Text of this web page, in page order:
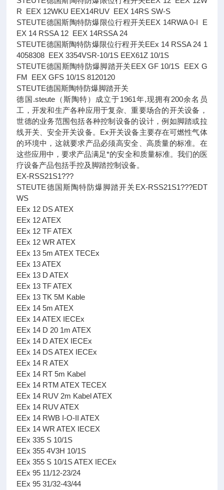
R EEX 12WKU EEX14RUV EEX 14RS SW-S
STEUTE德国斯陶特防爆限位行程开关EEX 14RWA 0-I E
EX 14 RSSA 12 EEX 14RSSA 24
STEUTE德国斯陶特防爆限位行程开关EEx 14 RSSA 24 1
4058308 EEX 3354VSR-10/1S EEX61Z 10/1S
STEUTE德国斯陶特防爆脚踏开关EEX GF 10/1S EEX G
FM EEX GFS 10/1S 8120120
STEUTE德国斯陶特防爆脚踏开关
德国.steute（斯陶特）成立于1961年,现拥有200余名员
工，开发和生产各种应用于复杂、重要场合的开关设备，
世德的业务范围包括各种控制设备的设计，例如脚踏或拉
线开关、安全开关设备。Ex开关设备主要存在可燃性气体
的环境中，这就要求产品必须高安全、高质量的标准。在
这些应用中，要求产品满足*的安全和质量标准。我们的医
疗设备产品包括手控及脚踏控制设备。
EX-RSS21S1???
STEUTE德国斯陶特防爆脚踏开关EX-RSS21S1???EDT
WS
EEx 12 DS ATEX
EEx 12 ATEX
EEx 12 TF ATEX
EEx 12 WR ATEX
EEx 13 5m ATEX TECEx
EEx 13 ATEX
EEx 13 D ATEX
EEx 13 TF ATEX
EEx 13 TK 5M Kable
EEx 14 5m ATEX
EEx 14 ATEX IECEx
EEx 14 D 20 1m ATEX
EEx 14 D ATEX IECEx
EEx 14 DS ATEX IECEx
EEx 14 R ATEX
EEx 14 RT 5m Kabel
EEx 14 RTM ATEX TECEX
EEx 14 RUV 2m Kabel ATEX
EEx 14 RUV ATEX
EEx 14 RWB I-O-II ATEX
EEx 14 WR ATEX IECEX
EEx 335 S 10/1S
EEx 355 4V3H 10/1S
EEx 355 S 10/1S ATEX IECEx
EEx 95 11/12-23/24
EEx 95 31/32-43/44